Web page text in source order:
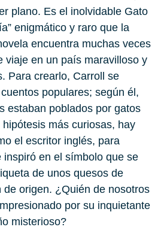
plano. Es el inolvidable Gato
enigmático y raro que la
encuentra muchas veces
viaje en un país maravilloso y
Para crearlo, Carroll se
populares; según él,
estaban poblados por gatos
más curiosas, hay
el escritor inglés, para
inspiró en el símbolo que se
de unos quesos de
de origen. ¿Quién de nosotros
por su inquietante
misterioso?